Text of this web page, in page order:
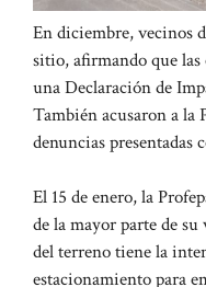
En diciembre, vecinos
sitio, afirmando que las
una Declaración de
También acusaron a la
denuncias presentadas
El 15 de enero, la
de la mayor parte de
del terreno tiene la
estacionamiento para